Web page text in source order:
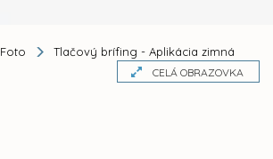
Foto
Tlačový brífing - Aplikácia zimná
CELÁ OBRAZOVKA